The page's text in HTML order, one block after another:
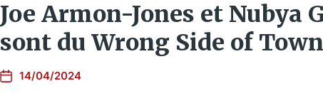
Joe Armon-Jones et Nubya
sont du Wrong Side of Town
14/04/2024